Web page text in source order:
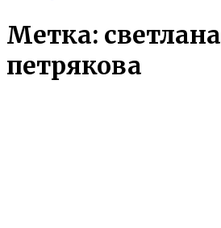
Метка: светлана
петрякова